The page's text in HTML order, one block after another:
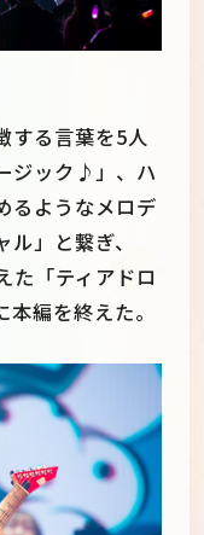
する言葉を5人
ジック♪」、ハ
るようなメロデ
」と繋ぎ、
た「ティアドロ
編を終えた。